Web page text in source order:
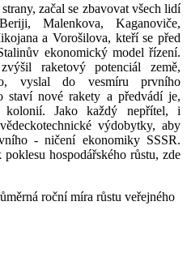
začal se zbavovat všech lidí
Malenkova, Kaganoviče,
a Vorošilova, kteří se před
ekonomický model řízení.
raketový potenciál země,
vyslal do vesmíru prvního
staví nové rakety a předvádí je,
kolonií. Jako každý nepřítel, i
výdobytky, aby
- ničení ekonomiky SSSR.
hospodářského růstu, zde
roční míra růstu veřejného